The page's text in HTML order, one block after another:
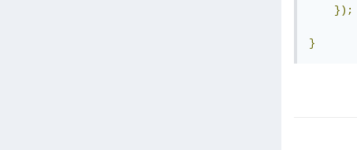
});
}